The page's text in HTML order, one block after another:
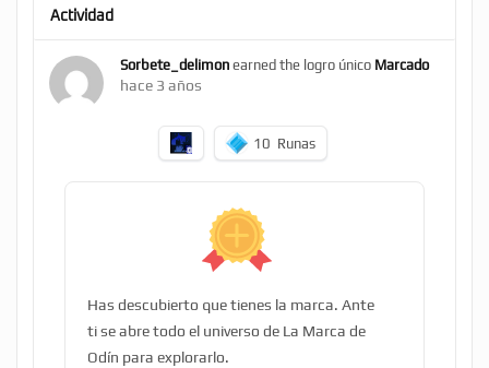
Actividad
Sorbete_delimon earned the logro único Marcado
hace 3 años
10 Runas
Has descubierto que tienes la marca. Ante
ti se abre todo el universo de La Marca de
Odín para explorarlo.